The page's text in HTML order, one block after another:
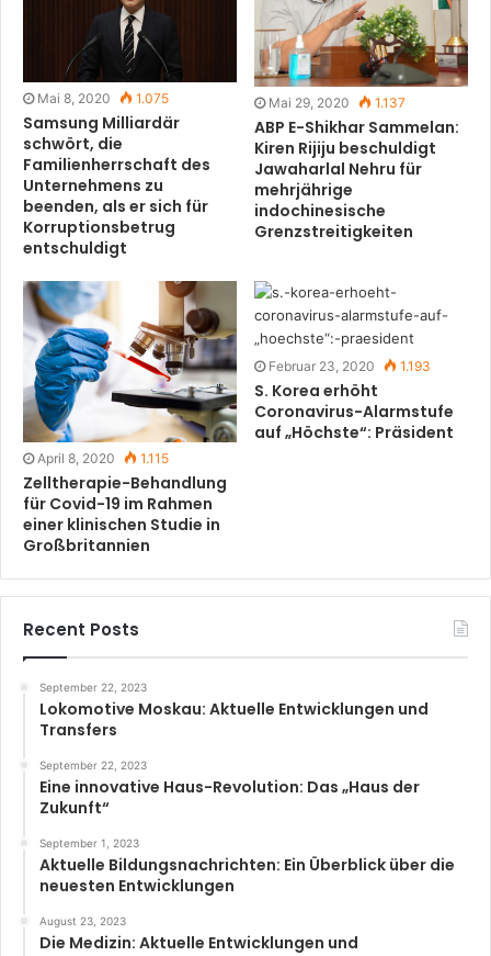
Mai 8, 2020 1.075
Samsung Milliardär
schwört, die
Familienherrschaft des
Unternehmens zu
beenden, als er sich für
Korruptionsbetrug
entschuldigt
Mai 29, 2020 1.137
ABP E-Shikhar Sammelan:
Kiren Rijiju beschuldigt
Jawaharlal Nehru für
mehrjährige
indochinesische
Grenzstreitigkeiten
April 8, 2020 1.115
Zelltherapie-Behandlung
für Covid-19 im Rahmen
einer klinischen Studie in
Großbritannien
Februar 23, 2020 1.193
S. Korea erhöht
Coronavirus-Alarmstufe
auf „Höchste“: Präsident
Recent Posts
September 22, 2023
Lokomotive Moskau: Aktuelle Entwicklungen und
Transfers
September 22, 2023
Eine innovative Haus-Revolution: Das „Haus der
Zukunft“
September 1, 2023
Aktuelle Bildungsnachrichten: Ein Überblick über die
neuesten Entwicklungen
August 23, 2023
Die Medizin: Aktuelle Entwicklungen und